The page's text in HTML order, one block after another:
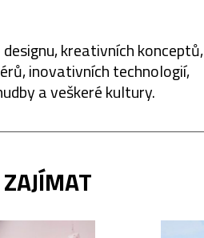
kreativních konceptů,
inovativních technologií,
a veškeré kultury.